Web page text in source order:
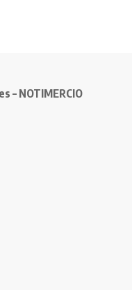
– NOTIMERCIO